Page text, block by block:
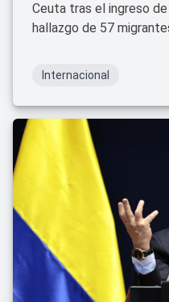
Ceuta tras el ingreso
hallazgo de 57
Internacional